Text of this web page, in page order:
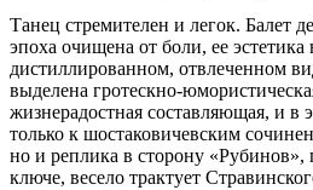
Танец стремителен и легок. Балет
эпоха очищена от боли, ее эстетика
дистиллированном, отвлеченном
выделена гротескно-
жизнерадостная составляющая, и в
только к шостаковичевским
но и реплика в сторону «Рубинов»,
ключе, весело трактует